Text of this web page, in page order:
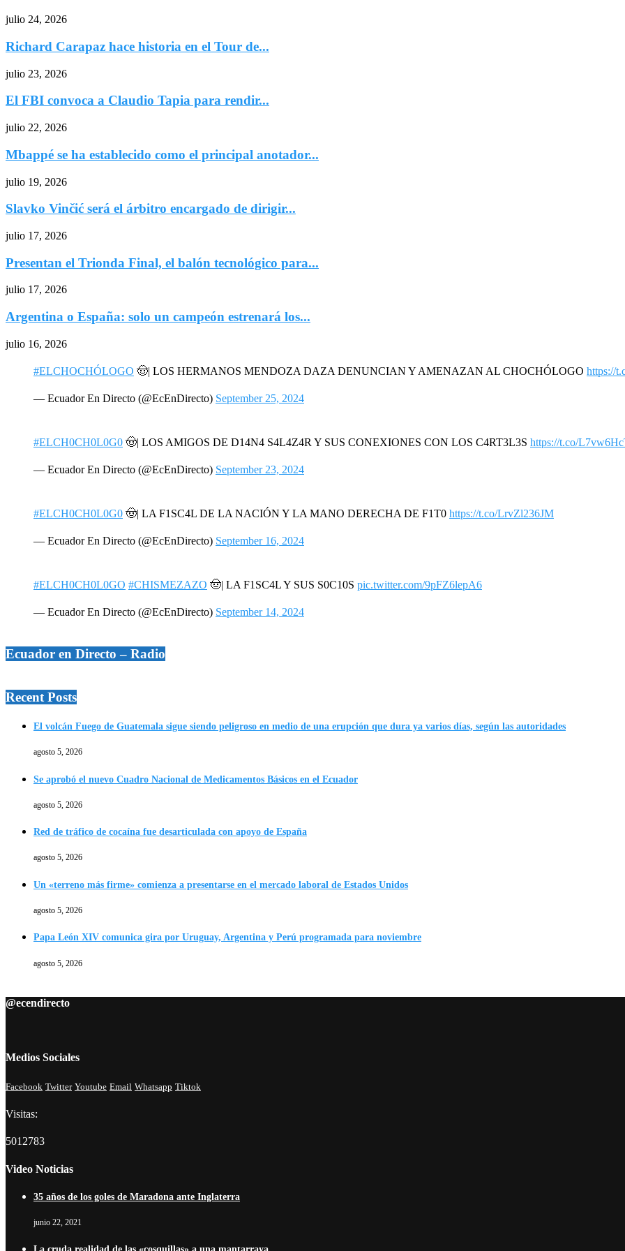
julio 24, 2026
Richard Carapaz hace historia en el Tour de...
julio 23, 2026
El FBI convoca a Claudio Tapia para rendir...
julio 22, 2026
Mbappé se ha establecido como el principal anotador...
julio 19, 2026
Slavko Vinčić será el árbitro encargado de dirigir...
julio 17, 2026
Presentan el Trionda Final, el balón tecnológico para...
julio 17, 2026
Argentina o España: solo un campeón estrenará los...
julio 16, 2026
#ELCHOCHÓLOGO 🤠| LOS HERMANOS MENDOZA DAZA DENUNCIAN Y AMENAZAN AL CHOCHÓLOGO https://
— Ecuador En Directo (@EcEnDirecto) September 25, 2024
#ELCH0CH0L0G0 🤠| LOS AMIGOS DE D14N4 S4L4Z4R Y SUS CONEXIONES CON LOS C4RT3L3S https://t.co/
— Ecuador En Directo (@EcEnDirecto) September 23, 2024
#ELCH0CH0L0G0 🤠| LA F1SC4L DE LA NACIÓN Y LA MANO DERECHA DE F1T0 https://t.co/LrvZl236JM
— Ecuador En Directo (@EcEnDirecto) September 16, 2024
#ELCH0CH0L0GO #CHISMEZAZO 🤠| LA F1SC4L Y SUS S0C10S pic.twitter.com/9pFZ6lepA6
— Ecuador En Directo (@EcEnDirecto) September 14, 2024
Ecuador en Directo – Radio
Recent Posts
El volcán Fuego de Guatemala sigue siendo peligroso en medio de una erupción que dura ya varios días, según las autoridades
agosto 5, 2026
Se aprobó el nuevo Cuadro Nacional de Medicamentos Básicos en el Ecuador
agosto 5, 2026
Red de tráfico de cocaína fue desarticulada con apoyo de España
agosto 5, 2026
Un «terreno más firme» comienza a presentarse en el mercado laboral de Estados Unidos
agosto 5, 2026
Papa León XIV comunica gira por Uruguay, Argentina y Perú programada para noviembre
agosto 5, 2026
@ecendirecto
Medios Sociales
Facebook Twitter Youtube Email Whatsapp Tiktok
Visitas:
5012783
Video Noticias
35 años de los goles de Maradona ante Inglaterra
junio 22, 2021